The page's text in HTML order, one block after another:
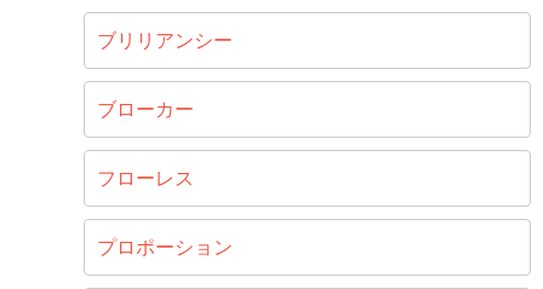
ブリリアンシー
ブローカー
フローレス
プロポーション